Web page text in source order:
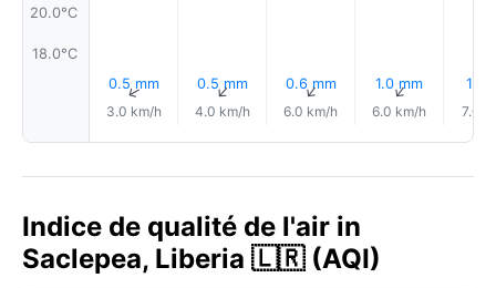
20.0°C
18.0°C
0.5 mm
↑
3.0 km/h
0.5 mm
↑
4.0 km/h
0.6 mm
↑
6.0 km/h
1.0 mm
↑
6.0 km/h
1.1
7.0
Indice de qualité de l'air in
Saclepea, Liberia 🇱🇷 (AQI)